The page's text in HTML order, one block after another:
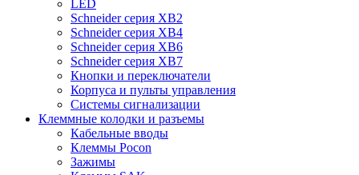
LED
Schneider серия XB2
Schneider серия XB4
Schneider серия XB6
Schneider серия XB7
Кнопки и переключатели
Корпуса и пульты управления
Системы сигнализации
Клеммные колодки и разъемы
Кабельные вводы
Клеммы Pocon
Зажимы